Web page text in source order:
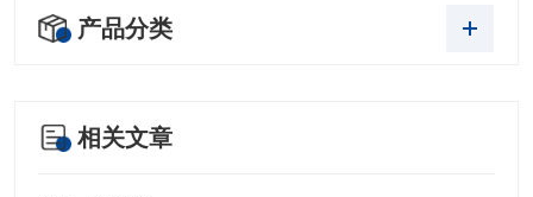
产品分类
相关文章